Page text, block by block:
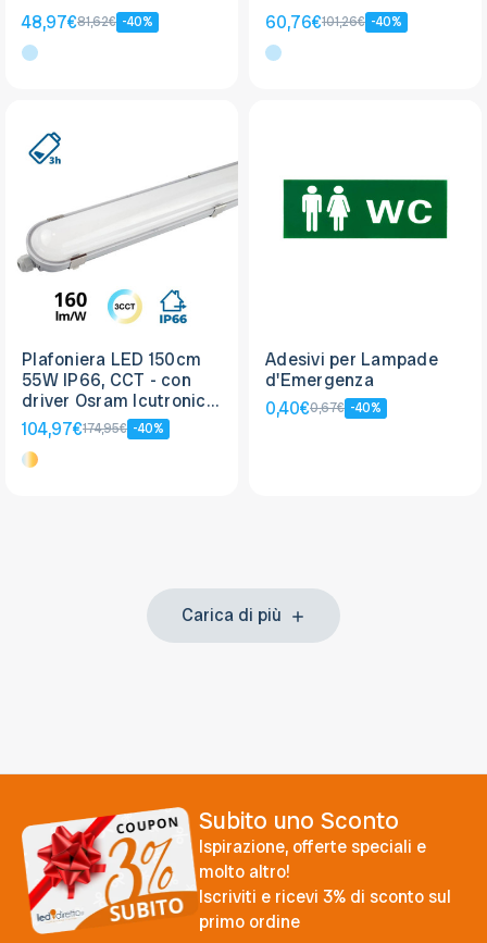
o Nera
48,97€81,62€ -40%
o Nera
60,76€101,26€ -40%
Plafoniera LED 150cm
55W IP66, CCT - con
driver Osram Icutronic -
con Kit di Emergenza
Integrato
104,97€174,95€ -40%
Adesivi per Lampade
d'Emergenza
0,40€0,67€ -40%
Carica di più
Subito uno Sconto
Ispirazione, offerte speciali e
molto altro!
Iscriviti e ricevi 3% di sconto sul
primo ordine